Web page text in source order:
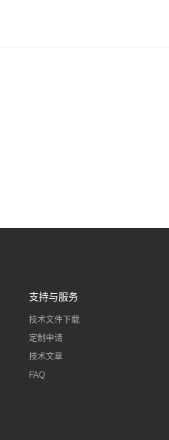
支持与服务
技术文件下载
定制申请
技术文章
FAQ